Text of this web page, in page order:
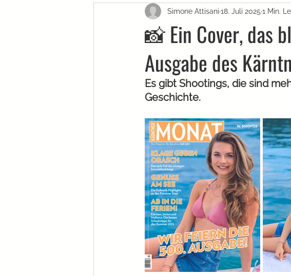
MAGAZINE Firmenaufnahmen Firmen
📸 Ein Cover, das
Ausgabe des
Simone Attisani 18. Juli 2025 1 Min.
Es gibt Shootings, die sind
Geschichte.